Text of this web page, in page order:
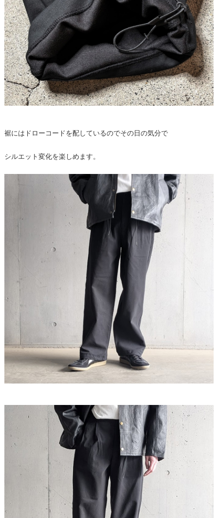
裾にはドローコードを配しているのでその日の気分で
シルエット変化を楽しめます。